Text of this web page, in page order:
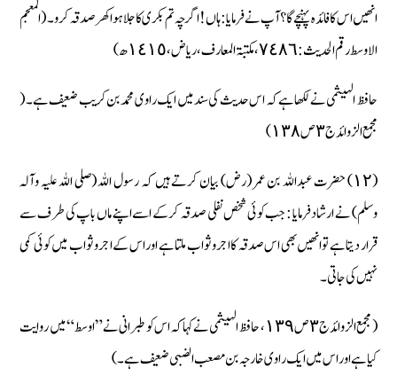
انھیں اس کا فائدہ پہنچے گا ؟ آپ نے فرمایا : ہاں ! اگرچہ تم بکری کا جلا ہوا کھر صدقہ کرو۔ ( المعجم
الاوسط رقم الحدیث : ٧٤٨٦، مکتبۃ المعارف، ریاض، ١٤١٥ ھ)
حافظ الہیثمی نے لکھا ہے کہ اس حدیث کی سند میں ایک راوی محمد بن کریب ضعیف ہے۔ (
مجمع الزوائد ج ٣ ص ١٣٨)
(١٢) حضرت عبداللہ بن عمر (رض) بیان کرتے ہیں کہ رسول اللہ (صلی اللہ علیہ وآلہ
وسلم) نے ارشاد فرمایا : جب کوئی شخص نفلی صدقہ کر کے اسے اپنے ماں باپ کی طرف سے
قرار دیتا ہے تو انھیں بھی اس صدقہ کا اجر وثواب ملتا ہے اور اس کے اجر وثواب میں کوئی کمی
نہیں کی جاتی۔
( مجمع الزوائد ج ٣ ص ١٣٩، حافظ الہیثمی نے کہا کہ اس کو طبرانی نے ” اوسط “ میں روایت
کیا ہے اور اس میں ایک راوی خارجہ بن مصعب الضبی ضعیف ہے۔ )